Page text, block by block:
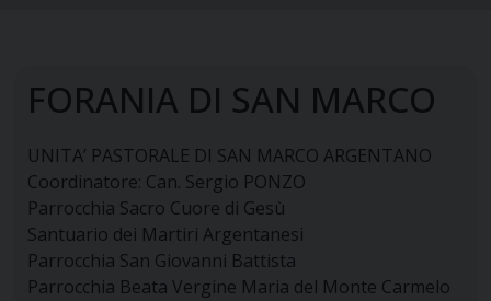
FORANIA DI SAN MARCO
UNITA’ PASTORALE DI SAN MARCO ARGENTANO
Coordinatore: Can. Sergio PONZO
Parrocchia Sacro Cuore di Gesù
Santuario dei Martiri Argentanesi
Parrocchia San Giovanni Battista
Parrocchia Beata Vergine Maria del Monte Carmelo